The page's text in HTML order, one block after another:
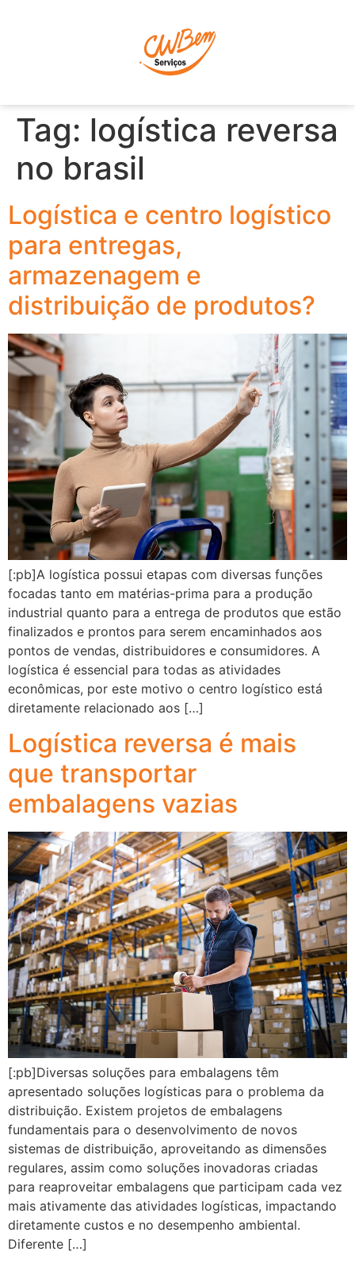
Tag: logística reversa
no brasil
Logística e centro logístico
para entregas,
armazenagem e
distribuição de produtos?
[:pb]A logística possui etapas com diversas funções
focadas tanto em matérias-prima para a produção
industrial quanto para a entrega de produtos que estão
finalizados e prontos para serem encaminhados aos
pontos de vendas, distribuidores e consumidores. A
logística é essencial para todas as atividades
econômicas, por este motivo o centro logístico está
diretamente relacionado aos […]
Logística reversa é mais
que transportar
embalagens vazias
[:pb]Diversas soluções para embalagens têm
apresentado soluções logísticas para o problema da
distribuição. Existem projetos de embalagens
fundamentais para o desenvolvimento de novos
sistemas de distribuição, aproveitando as dimensões
regulares, assim como soluções inovadoras criadas
para reaproveitar embalagens que participam cada vez
mais ativamente das atividades logísticas, impactando
diretamente custos e no desempenho ambiental.
Diferente […]